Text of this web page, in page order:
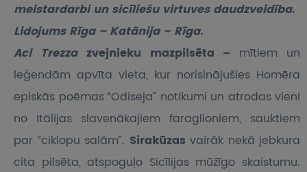
meistardarbi un sicīliešu virtuves daudzveidība.
Lidojums Rīga – Katānija – Rīga.
Aci Trezzazvejnieku mazpilsēta – mītiem un
leģendām apvīta vieta, kur norisinājušies Homēra
episkās poēmas “Odiseja” notikumi un atrodas vieni
no Itālijas slavenākajiem faraglioniem, sauktiem
par “ciklopu salām”. Sirakūzas vairāk nekā jebkura
cita pilsēta, atspoguļo Sicīlijas mūžīgo skaistumu.